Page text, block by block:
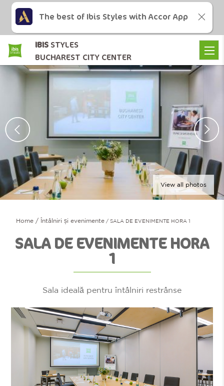
View all photos
Home Întâlniri și evenimente SALA DE EVENIMENTE HORA 1
SALA DE EVENIMENTE HORA
1
Sala ideală pentru întâlniri restrânse
IBIS STYLES
BUCHAREST CITY CENTER
The best of Ibis Styles with Accor App